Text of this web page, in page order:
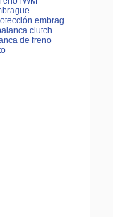
embrag
clutch
de freno